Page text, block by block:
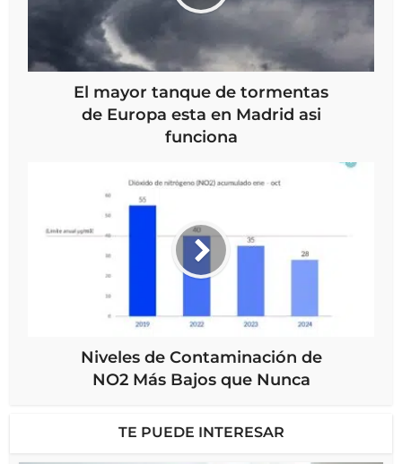
El mayor tanque de tormentas
de Europa esta en Madrid asi
funciona
Niveles de Contaminación de
NO2 Más Bajos que Nunca
TE PUEDE INTERESAR